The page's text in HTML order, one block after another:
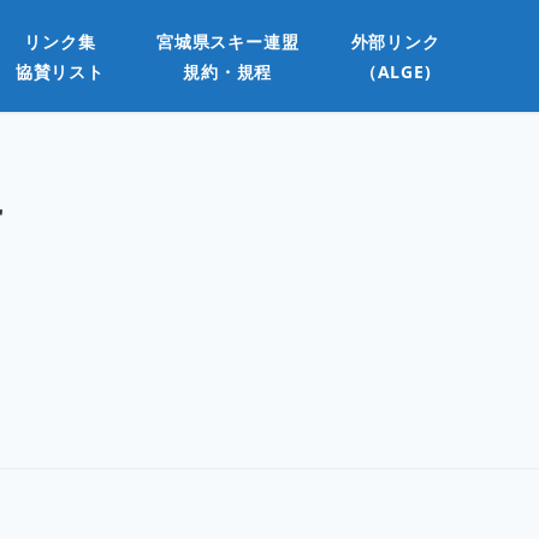
リンク集
協賛リスト
宮城県スキー連盟
規約・規程
外部リンク
（ALGE)